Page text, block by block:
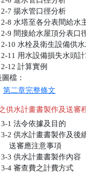
2-7 揚水管口徑分析
2-8 水塔至各分表間給
2-9 間接給水屋頂分表口
2-10 水栓及衛生設備供
2-11 用水設備損失水頭
2-12 計算實例
檔：
第二章完整條文
供水計畫書製作及送審
3-1 法令依據及目的
3-2 供水計畫書製作及
3-3 供水計畫書製作內容
3-4 審查費之計費方式